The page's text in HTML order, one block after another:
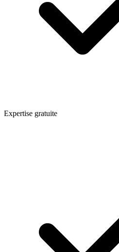
Expertise gratuite